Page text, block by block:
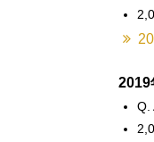
2019
Q.